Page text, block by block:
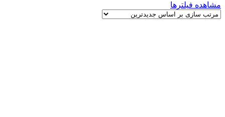
مشاهده فیلترها